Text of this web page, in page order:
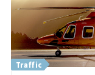
Traffic